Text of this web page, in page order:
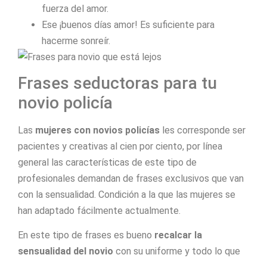
fuerza del amor.
Ese ¡buenos días amor! Es suficiente para
hacerme sonreír.
Frases seductoras para tu
novio policía
Las mujeres con novios policías les corresponde ser
pacientes y creativas al cien por ciento, por línea
general las características de este tipo de
profesionales demandan de frases exclusivos que van
con la sensualidad. Condición a la que las mujeres se
han adaptado fácilmente actualmente.
En este tipo de frases es bueno recalcar la
sensualidad del novio con su uniforme y todo lo que